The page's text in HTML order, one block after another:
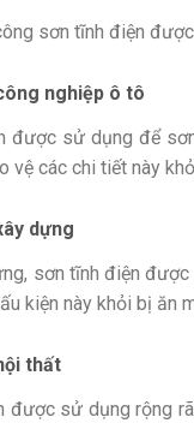
sơn tĩnh điện
nghiệp ô tô
được sử dụng để
vệ các chi tiết này
dựng
sơn tĩnh điện
kiện này khỏi bị ăn
thất
được sử dụng rộng